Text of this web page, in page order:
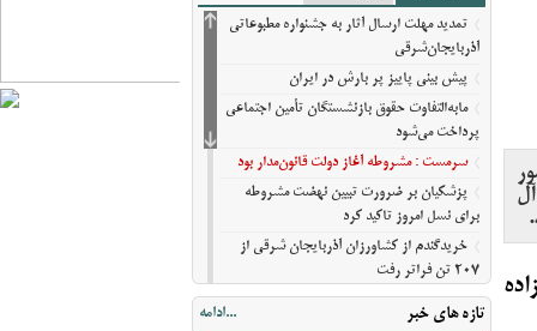
تمدید مهلت ارسال آثار به جشنواره مطبوعاتی
آذربایجان‌شرقی
پیش‌ بینی پاییز پر بارش در ایران
مابه‌التفاوت حقوق بازنشستگان تأمین اجتماعی
پرداخت می‌شود
سرمست : مشروطه آغاز دولت قانون‌مدار بود
پزشکیان بر ضرورت تبیین نهضت مشروطه
برای نسل امروز تاکید کرد
خریدگندم از کشاورزان آذربایجان شرقی از
207 تن فراتر رفت
برندهای ریس ،‌نوقا و رشته ختایی تبریز در
مسیر ثبت ملی
تازه های خبر ...ادامه